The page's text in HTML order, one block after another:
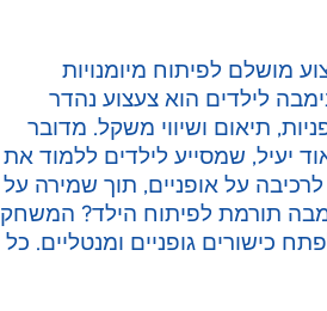
לפיתוח מיומנויות
לילדים הוא צעצוע נהדר
תיאום ושיווי משקל. מדובר
שמסייע לילדים ללמוד את
על אופניים, תוך שמירה על
תורמת לפיתוח הילד? המשחק
גופניים ומנטליים. כל